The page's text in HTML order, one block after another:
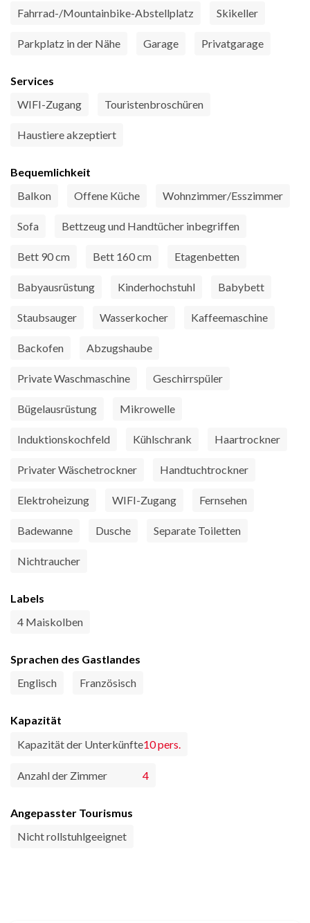
Fahrrad-/Mountainbike-Abstellplatz Skikeller
Parkplatz in der Nähe Garage Privatgarage
Services
WIFI-Zugang
Touristenbroschüren
Haustiere akzeptiert
Bequemlichkeit
Balkon
Offene Küche Wohnzimmer/Esszimmer
Sofa Bettzeug und Handtücher inbegriffen
Bett 90 cm Bett 160 cm Etagenbetten
Babyausrüstung Kinderhochstuhl Babybett
Staubsauger Wasserkocher Kaffeemaschine
Backofen Abzugshaube
Private Waschmaschine Geschirrspüler
Bügelausrüstung Mikrowelle
Induktionskochfeld Kühlschrank Haartrockner
Privater Wäschetrockner Handtuchtrockner
Elektroheizung WIFI-Zugang Fernsehen
Badewanne Dusche Separate Toiletten
Nichtraucher
Labels
4 Maiskolben
Sprachen des Gastlandes
Englisch
Französisch
Kapazität
Kapazität der Unterkünfte10 pers.
Anzahl der Zimmer 4
Angepasster Tourismus
Nicht rollstuhlgeeignet